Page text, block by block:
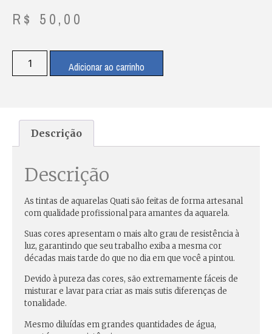
R$ 50,00
Adicionar ao carrinho
Descrição
Descrição
As tintas de aquarelas Quati são feitas de forma artesanal
com qualidade profissional para amantes da aquarela.
Suas cores apresentam o mais alto grau de resistência à
luz, garantindo que seu trabalho exiba a mesma cor
décadas mais tarde do que no dia em que você a pintou.
Devido à pureza das cores, são extremamente fáceis de
misturar e lavar para criar as mais sutis diferenças de
tonalidade.
Mesmo diluídas em grandes quantidades de água,